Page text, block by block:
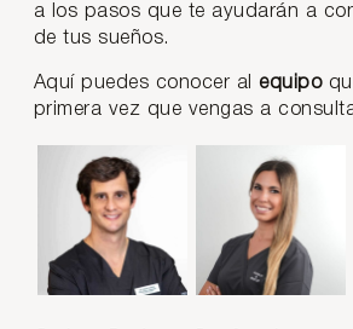
a los pasos que te ayudarán a
de tus sueños.
Aquí puedes conocer al equipo
primera vez que vengas a